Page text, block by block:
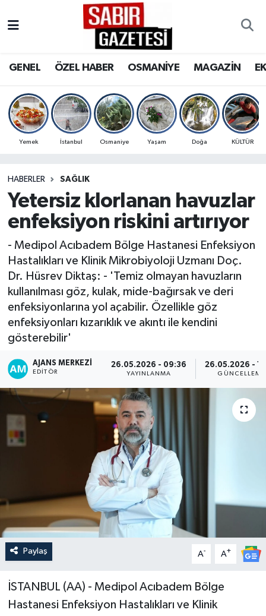
GENEL ÖZEL HABER OSMANİYE MAGAZİN
Yemek İstanbul Osmaniye Yaşam Doğa KÜLTÜR
HABERLER SAĞLIK
Yetersiz klorlanan havuzlar
enfeksiyon riskini artırıyor
- Medipol Acıbadem Bölge Hastanesi Enfeksiyon
Hastalıkları ve Klinik Mikrobiyoloji Uzmanı Doç.
Dr. Hüsrev Diktaş: - 'Temiz olmayan havuzların
kullanılması göz, kulak, mide-bağırsak ve deri
enfeksiyonlarına yol açabilir. Özellikle göz
enfeksiyonları kızarıklık ve akıntı ile kendini
gösterebilir'
AJANS MERKEZI
EDITÖR
26.05.2026 - 09:36
YAYINLANMA
26.05.2026 -
GÜNCELLEME
Paylaş A- A+
İSTANBUL (AA) - Medipol Acıbadem Bölge
Hastanesi Enfeksiyon Hastalıkları ve Klinik
OSMANİYE
MAGAZİN
SPOR
RESMİ İLANLAR
Osmaniye Nöbetçi Eczaneler
Osmaniye Trafik Yoğunluk Haritası
Süper Lig Puan Durumu ve Fikstür
Son Dakika Haberleri
Haber Arşivi